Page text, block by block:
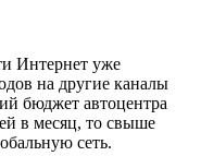
Интернет уже
на другие каналы
бюджет автоцентра
в месяц, то свыше
сеть.